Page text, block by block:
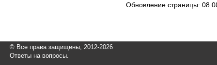
Обновление страницы:
© Все права защищены, 2012-2026
Ответы на вопросы.